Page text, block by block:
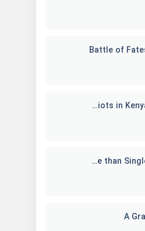
برنامه تلویزیونی Three Idiots in Kenya
برنامه تلویزیونی Better Late than Single